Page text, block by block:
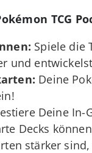
TCG
Spiele die
und
Deine
Deine In-
Decks
stärker